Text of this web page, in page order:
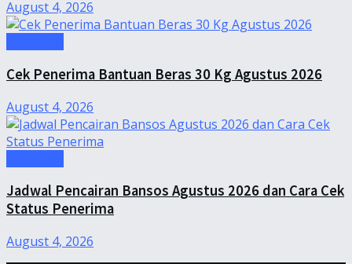
August 4, 2026
Cek Penerima Bantuan Beras 30 Kg Agustus 2026
August 4, 2026
Jadwal Pencairan Bansos Agustus 2026 dan Cara Cek
Status Penerima
August 4, 2026